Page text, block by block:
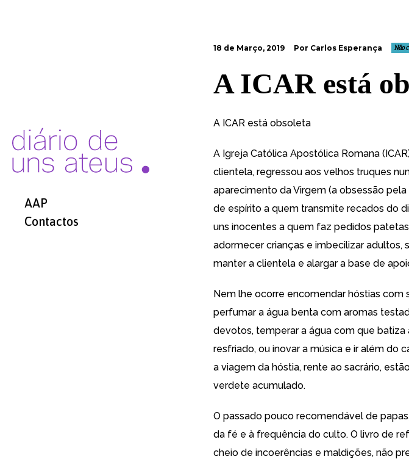
AAP
Contactos
18 de Março, 2019 Por Carlos Esperança Não
A ICAR está
A ICAR está obsoleta
A Igreja Católica Apostólica Romana
clientela, regressou aos velhos truques
aparecimento da Virgem (a obsessão
de espírito a quem transmite recados do
uns inocentes a quem faz pedidos
adormecer crianças e imbecilizar adultos,
manter a clientela e alargar a base de
Nem lhe ocorre encomendar hóstias com
perfumar a água benta com aromas
devotos, temperar a água com que batiza
resfriado, ou inovar a música e ir além do
a viagem da hóstia, rente ao sacrário,
verdete acumulado.
O passado pouco recomendável de
da fé e à frequência do culto. O livro de
cheio de incoerências e maldições, não